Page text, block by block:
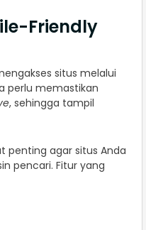
Friendly
situs melalui
perlu memastikan
, sehingga tampil
penting agar situs Anda
pencari. Fitur yang